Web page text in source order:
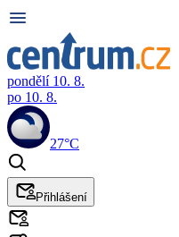
pondělí 10. 8.
po 10. 8.
27°C
Přihlášení